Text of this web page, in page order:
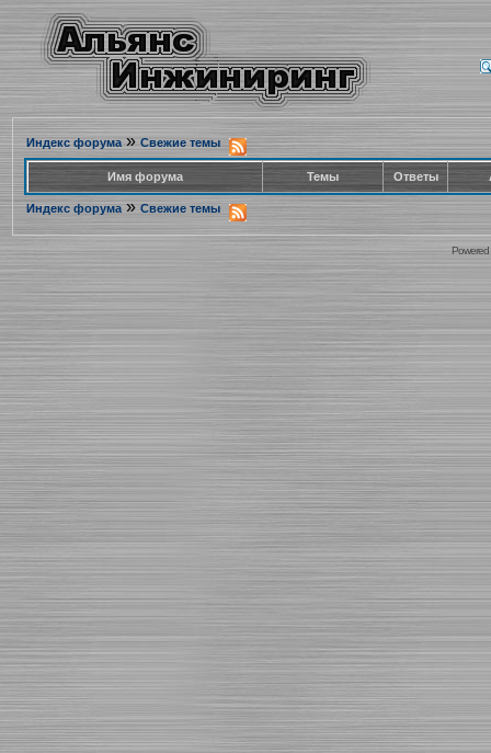
Индекс форума» Свежие темы
Имя форума Темы Ответы
Индекс форума » Свежие темы